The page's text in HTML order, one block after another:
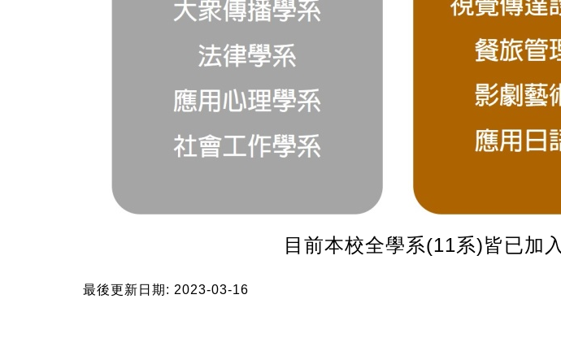
目前本校全學系(11系)皆已加入
最後更新日期: 2023-03-16